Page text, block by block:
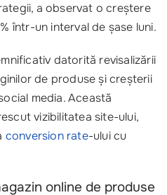
a observat o creștere
într-un interval de șase luni.
datorită revisalizării
de produse și creșterii
media. Această
vizibilitatea site-ului,
conversion rate-ului cu
online de produse